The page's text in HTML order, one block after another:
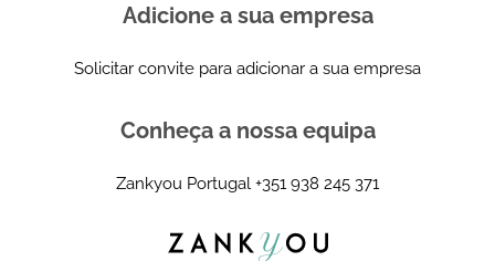
Adicione a sua empresa
Solicitar convite para adicionar a sua empresa
Conheça a nossa equipa
Zankyou Portugal +351 938 245 371